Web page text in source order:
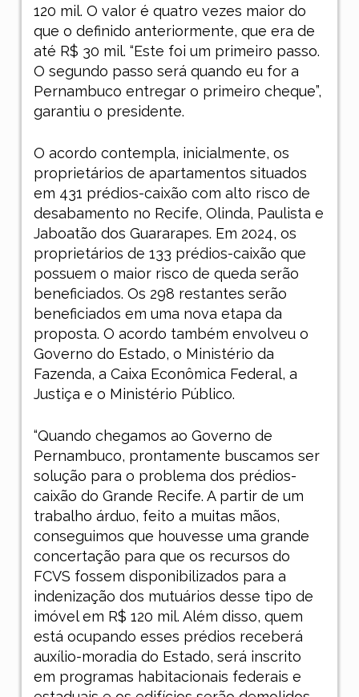
120 mil. O valor é quatro vezes maior do
que o definido anteriormente, que era de
até R$ 30 mil. “Este foi um primeiro passo.
O segundo passo será quando eu for a
Pernambuco entregar o primeiro cheque”,
garantiu o presidente.
O acordo contempla, inicialmente, os
proprietários de apartamentos situados
em 431 prédios-caixão com alto risco de
desabamento no Recife, Olinda, Paulista e
Jaboatão dos Guararapes. Em 2024, os
proprietários de 133 prédios-caixão que
possuem o maior risco de queda serão
beneficiados. Os 298 restantes serão
beneficiados em uma nova etapa da
proposta. O acordo também envolveu o
Governo do Estado, o Ministério da
Fazenda, a Caixa Econômica Federal, a
Justiça e o Ministério Público.
“Quando chegamos ao Governo de
Pernambuco, prontamente buscamos ser
solução para o problema dos prédios-
caixão do Grande Recife. A partir de um
trabalho árduo, feito a muitas mãos,
conseguimos que houvesse uma grande
concertação para que os recursos do
FCVS fossem disponibilizados para a
indenização dos mutuários desse tipo de
imóvel em R$ 120 mil. Além disso, quem
está ocupando esses prédios receberá
auxílio-moradia do Estado, será inscrito
em programas habitacionais federais e